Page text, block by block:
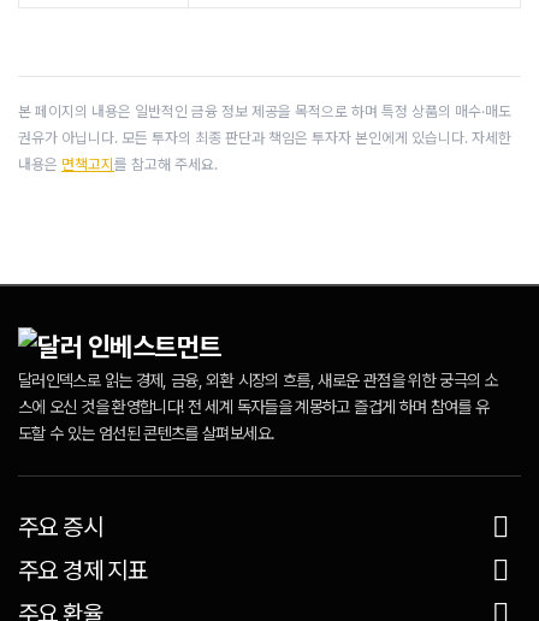
본 페이지의 내용은 일반적인 금융 정보 제공을 목적으로 하며 특정 상품의 매수·매도
권유가 아닙니다. 모든 투자의 최종 판단과 책임은 투자자 본인에게 있습니다. 자세한
내용은 면책고지를 참고해 주세요.
달러인덱스로 읽는 경제, 금융, 외환 시장의 흐름, 새로운 관점을 위한 궁극의 소
스에 오신 것을 환영합니다! 전 세계 독자들을 계몽하고 즐겁게 하며 참여를 유
도할 수 있는 엄선된 콘텐츠를 살펴보세요.
주요 증시
주요 경제 지표
주요 환율